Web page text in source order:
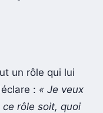
un rôle qui lui
: « Je veux
ce rôle soit, quoi